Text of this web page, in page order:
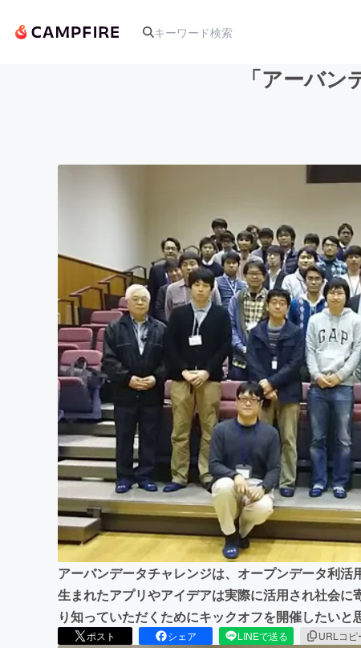
テクノロジー・ガジェット
映像・映画
ビジネス・起業
まちづくり・地域活性化
「アーバ
アーバンデータチャレンジは、オープンデータ利活
生まれたアプリやアイデアは実際に活用され社会
り知っていただくためにキックオフを開催したいと
ポスト シェア LINEで送る URLコピ